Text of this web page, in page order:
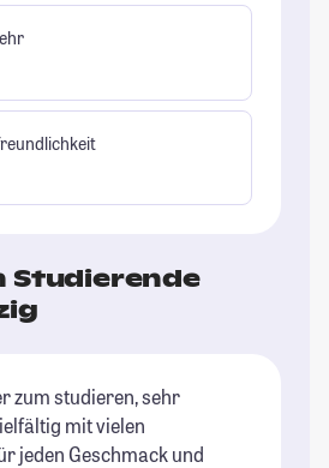
Studierende
zum studieren, sehr
mit vielen
jeden Geschmack und